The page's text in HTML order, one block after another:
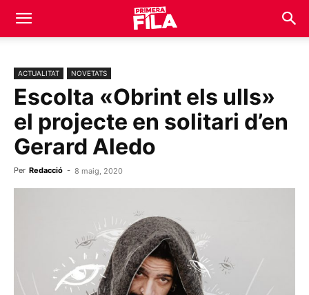
ACTUALITAT NOVETATS
Escolta «Obrint els ulls»
el projecte en solitari d’en
Gerard Aledo
Per Redacció - 8 maig, 2020